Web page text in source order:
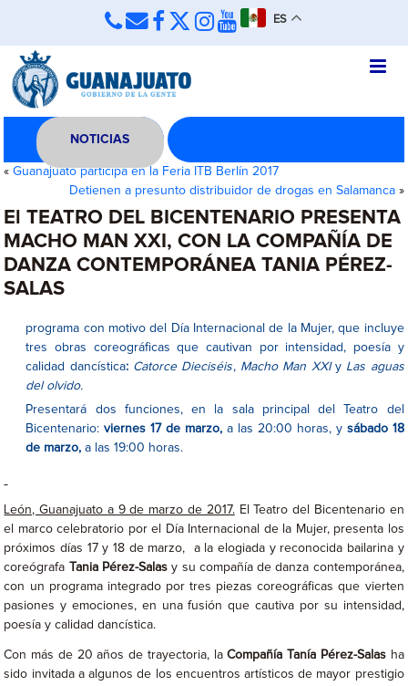
ES
NOTICIAS
«Guanajuato participa en la Feria ITB Berlín 2017
Detienen a presunto distribuidor de drogas en Salamanca»
El TEATRO DEL BICENTENARIO PRESENTA
MACHO MAN XXI, CON LA COMPAÑÍA DE
DANZA CONTEMPORÁNEA TANIA PÉREZ-
SALAS
programa con motivo del Día Internacional de la Mujer, que incluye
tres obras coreográficas que cautivan por intensidad, poesía y
calidad dancística: Catorce Dieciséis, Macho Man XXIy Las aguas
del olvido.
Presentará dos funciones, en la sala principal del Teatro del
Bicentenario:viernes 17 de marzo, a las 20:00 horas, y sábado 18
de marzo, a las 19:00 horas.
León, Guanajuato a 9 de marzo de 2017.El Teatro del Bicentenario en
el marco celebratorio por el Día Internacional de la Mujer, presenta los
próximos días 17 y 18 de marzo, a la elogiada y reconocida bailarina y
coreógrafa
Tania Pérez-Salas y su compañía de danza contemporánea,
con un programa integrado por tres piezas coreográficas que vierten
pasiones y emociones, en una fusión que cautiva por su intensidad,
poesía y calidad dancística.
Con más de 20 años de trayectoria, laCompañía Tanía Pérez-Salasha
sido invitada a algunos de los encuentros artísticos de mayor prestigio